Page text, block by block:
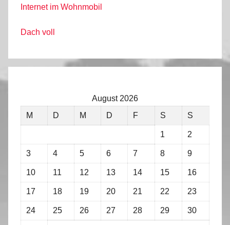
Internet im Wohnmobil
Dach voll
August 2026
M
D M D F S S
1 2
3 4 5 6 7 8 9
10 11 12 13 14 15 16
17 18 19 20 21 22 23
24 25 26 27 28 29 30